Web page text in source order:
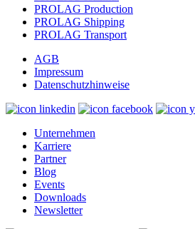
PROLAG Production
PROLAG Shipping
PROLAG Transport
AGB
Impressum
Datenschutzhinweise
Unternehmen
Karriere
Partner
Blog
Events
Downloads
Newsletter